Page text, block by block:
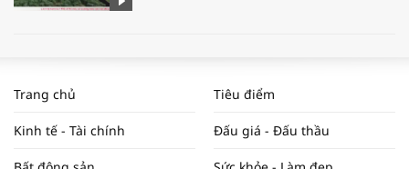
NAM NĂM 2024 VÀ NĂM 2025 | NHỊP
ĐẬP THỊ TRƯỜNG #62
Trang chủ Tiêu điểm
Kinh tế - Tài chính Đấu giá - Đấu thầu